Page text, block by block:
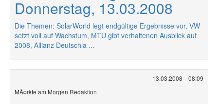
Donnerstag, 13.03.2008
Die Themen: SolarWorld legt endgültige Ergebnisse vor, VW
setzt voll auf Wachstum, MTU gibt verhaltenen Ausblick auf
2008, Allianz Deutschla ...
13.03.2008
08:09
MÃ¤rkte am Morgen Redaktion